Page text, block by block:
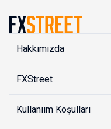
Hakkımızda
FXStreet
Kullanıım Koşulları